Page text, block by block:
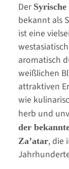
Der
bekannt als
ist eine
aromatisch
weißlichen
attraktiven
wie
herb und
der
Za’atar, die